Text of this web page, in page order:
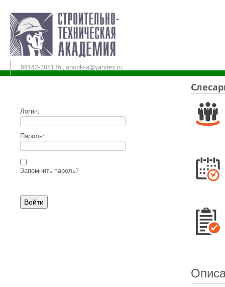
88142-285136 , anooksa@yandex.ru
Дистанционное обучение в АНО ДПО «СТА»
Логин:
Пароль:
Запомнить пароль?